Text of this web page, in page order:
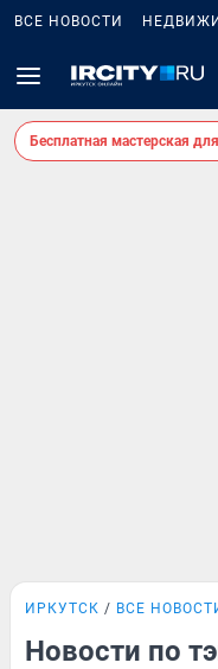
ВСЕ НОВОСТИ
Бесплатная мастерская
ИРКУТСК ВСЕ
Новости по